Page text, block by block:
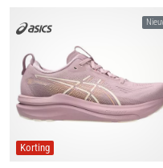
Korting